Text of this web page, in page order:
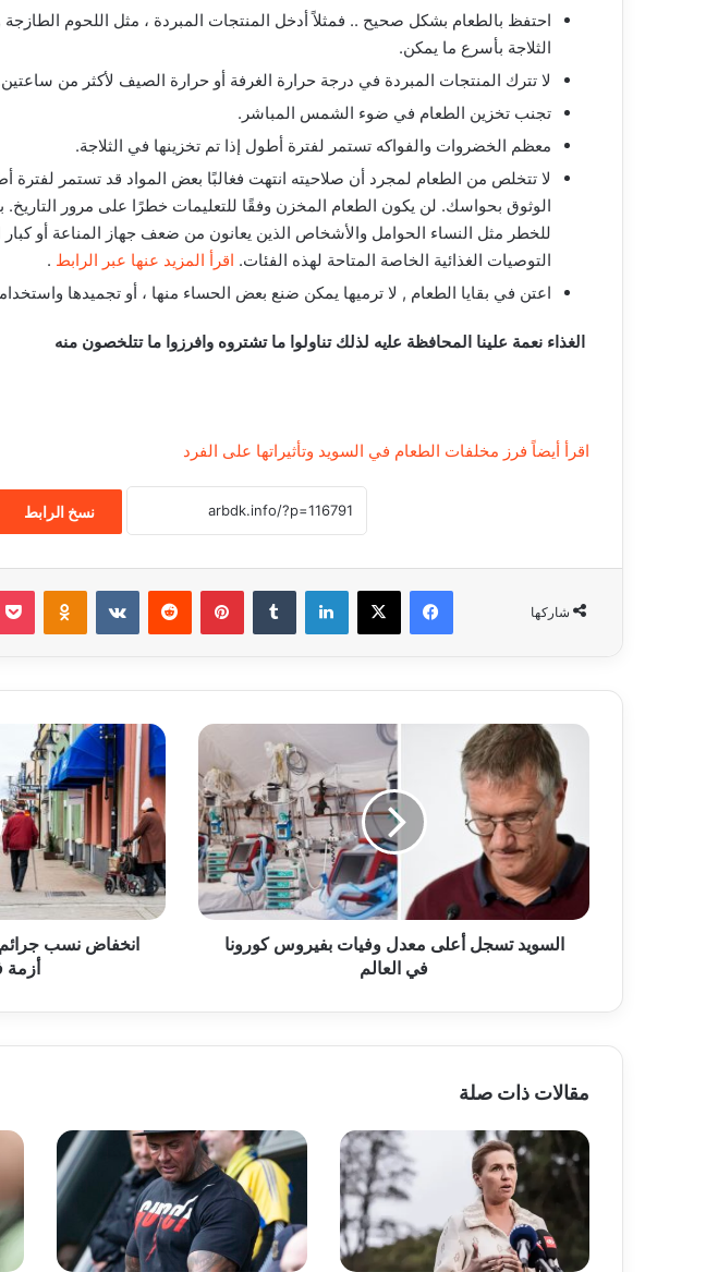
احتفظ بالطعام بشكل صحيح .. فمثلاً أدخل المنتجات المبردة ، مثل اللحوم الطازجة
الثلاجة بأسرع ما يمكن.
لا تترك المنتجات المبردة في درجة حرارة الغرفة أو حرارة الصيف لأكثر من
تجنب تخزين الطعام في ضوء الشمس المباشر.
معظم الخضروات والفواكه تستمر لفترة أطول إذا تم تخزينها في الثلاجة.
لا تتخلص من الطعام لمجرد أن صلاحيته انتهت فغالبًا بعض المواد قد تستمر لفترة
الوثوق بحواسك. لن يكون الطعام المخزن وفقًا للتعليمات خطرًا على مرور
للخطر مثل النساء الحوامل والأشخاص الذين يعانون من ضعف جهاز المناعة أو
التوصيات الغذائية الخاصة المتاحة لهذه الفئات. اقرأ المزيد عنها عبر الرابط .
اعتن في بقايا الطعام , لا ترميها يمكن ضنع بعض الحساء منها ، أو تجميدها
اﻟﻐﺬاء ﻧﻌﻤﺔ ﻋﻠﯿﻨﺎ المحافظة ﻋﻠيه ﻟﺬﻟﻚ ﺗﻨﺎوﻟﻮا ﻣﺎ ﺗﺸﺘﺮوه واﻓﺮزوا ﻣﺎ ﺗﺘﻠﺨﺼﻮن ﻣﻨﻪ
اقرأ أيضاً فرز مخلفات الطعام في السويد وتأثيراتها على الفرد
نسخ الرابط
شاركها
فيسبوك ‫X لينكدإن بينتيريست ‏VKontakte
ا
د
ج
ل
د
و
ف
ب
السويد تسجل أعلى معدل وفيات بفيروس كورونا
في العالم
ا
خ
ف
ا
ض
ن
س
ب
ئ
ت
ي
ا
ل
ع
انخفاض نسب جرائم
أزمة
مقالات ذات صلة